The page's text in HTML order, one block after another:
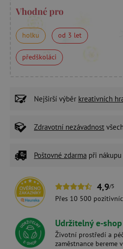
Vhodné pro
holku od 3 let
předškoláci
Nejširší výběr kreativních
Zdravotní nezávadnost
Poštovné zdarma při
4,9/5
Přes 10 500
Udržitelný e-shop
Životní prostředí a
zaměstnance bereme